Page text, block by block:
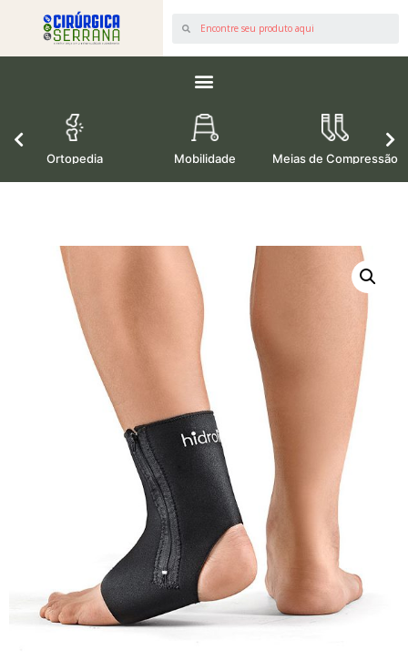
Ortopedia Mobilidade Meias de Compressão